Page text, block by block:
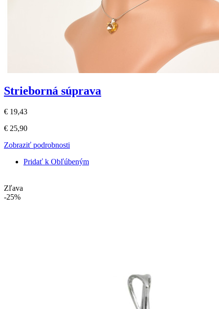
Strieborná súprava
€ 19,43
€ 25,90
Zobraziť podrobnosti
Pridať k Obľúbeným
Zľava
-25%